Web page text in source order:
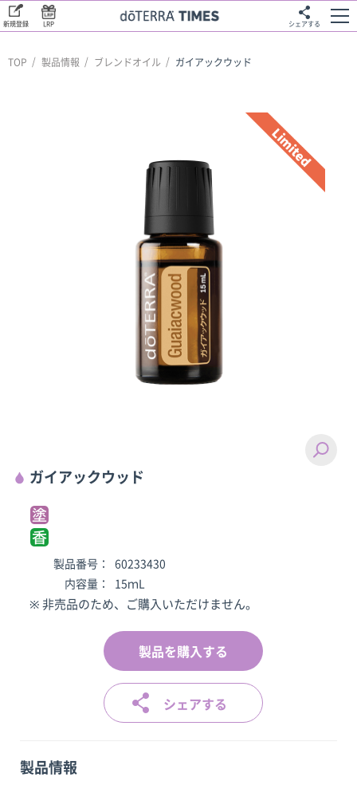
LRP
新規登録 シェアする
TOP 製品情報 ブレンドオイル ガイアックウッド
ガイアックウッド
製品番号：
60233430
内容量：
15ｍL
※ 非売品のため、ご購入いただけません。
製品を購入する
シェアする
製品情報